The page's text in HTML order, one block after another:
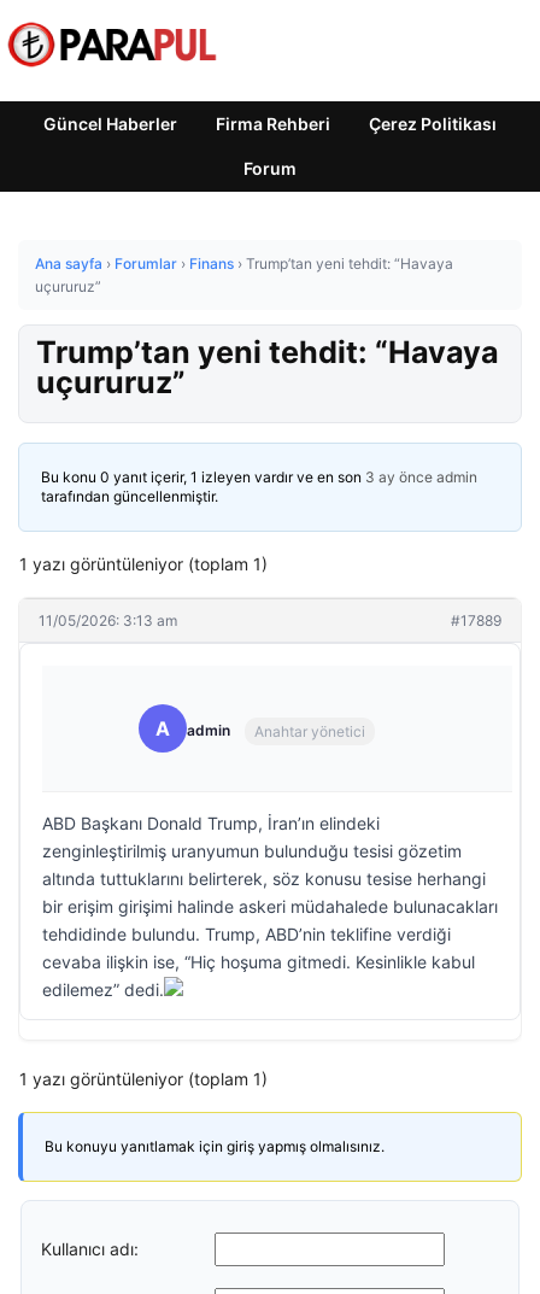
Güncel Haberler Firma Rehberi Çerez Politikası
Forum
Ana sayfa › Forumlar › Finans › Trump’tan yeni tehdit: “Havaya
uçururuz”
Trump’tan yeni tehdit: “Havaya
uçururuz”
Bu konu 0 yanıt içerir, 1 izleyen vardır ve en son 3 ay önce admin
tarafından güncellenmiştir.
1 yazı görüntüleniyor (toplam 1)
11/05/2026: 3:13 am #17889
A admin Anahtar yönetici
ABD Başkanı Donald Trump, İran’ın elindeki
zenginleştirilmiş uranyumun bulunduğu tesisi gözetim
altında tuttuklarını belirterek, söz konusu tesise herhangi
bir erişim girişimi halinde askeri müdahalede bulunacakları
tehdidinde bulundu. Trump, ABD’nin teklifine verdiği
cevaba ilişkin ise, “Hiç hoşuma gitmedi. Kesinlikle kabul
edilemez” dedi.
1 yazı görüntüleniyor (toplam 1)
Bu konuyu yanıtlamak için giriş yapmış olmalısınız.
Kullanıcı adı: